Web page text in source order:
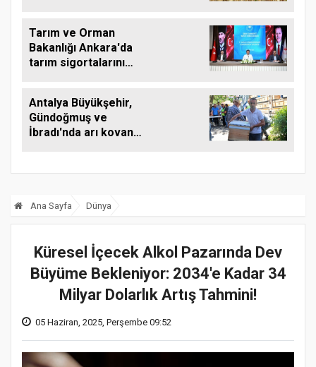
Tarım ve Orman
Bakanlığı Ankara'da
tarım sigortalarını
Antalya Büyükşehir,
Gündoğmuş ve
İbradı'nda arı kovanı
Ana Sayfa Dünya
Küresel İçecek Alkol Pazarında Dev
Büyüme Bekleniyor: 2034'e Kadar 34
Milyar Dolarlık Artış Tahmini!
05 Haziran, 2025, Perşembe 09:52